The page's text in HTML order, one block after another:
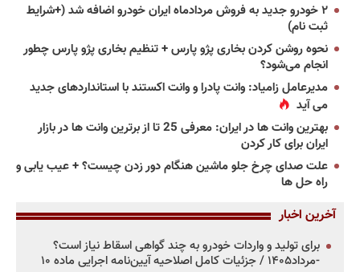
۲ خودرو جدید به فروش مردادماه ایران خودرو اضافه شد (+شرایط
ثبت نام)
نحوه روشن کردن بخاری پژو پارس + تنظیم بخاری پژو پارس چطور
انجام می‌شود؟
مدیرعامل زامیاد: وانت پادرا و وانت اکستند با استانداردهای جدید
می آید
بهترین وانت ها در ایران: معرفی 25 تا از برترین وانت ها در بازار
ایران برای کار کردن
علت صدای چرخ جلو ماشین هنگام دور زدن چیست؟ + عیب یابی و
راه حل ها
آخرین اخبار
برای تولید و واردات خودرو به چند گواهی اسقاط نیاز است؟
-مرداد۱۴۰۵ / جزئیات کامل اصلاحیه آیین‌نامه اجرایی ماده ۱۰